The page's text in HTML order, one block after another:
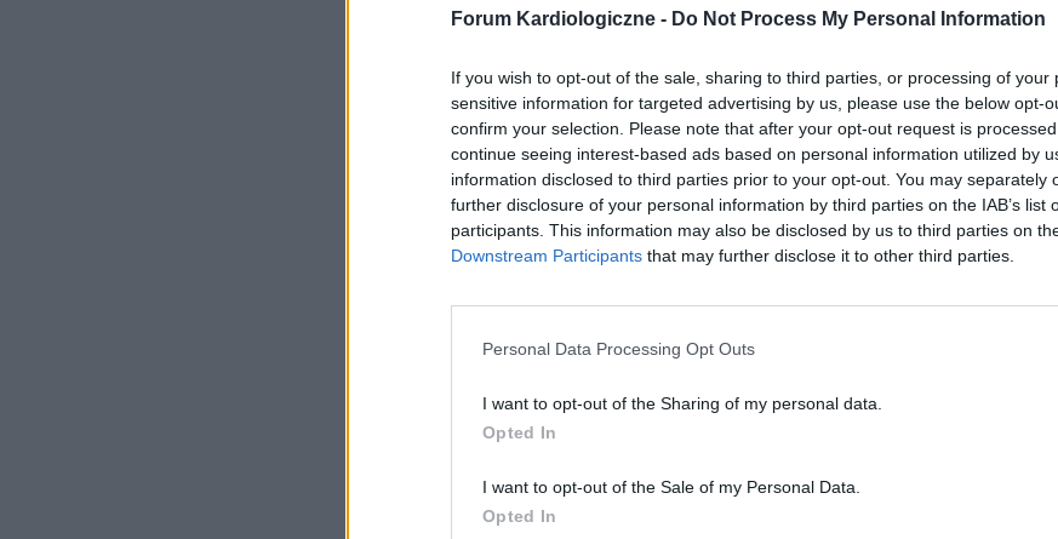
Forum Kardiologiczne - Do Not Process My Personal Information
If you wish to opt-out of the sale, sharing to third parties, or processing of your
sensitive information for targeted advertising by us, please use the below opt-
confirm your selection. Please note that after your opt-out request is
continue seeing interest-based ads based on personal information utilized by
information disclosed to third parties prior to your opt-out. You may separately
further disclosure of your personal information by third parties on the IAB’s list
participants. This information may also be disclosed by us to third parties on
Downstream Participants that may further disclose it to other third parties.
Personal Data Processing Opt Outs
I want to opt-out of the Sharing of my personal data.
Opted In
I want to opt-out of the Sale of my Personal Data.
Opted In